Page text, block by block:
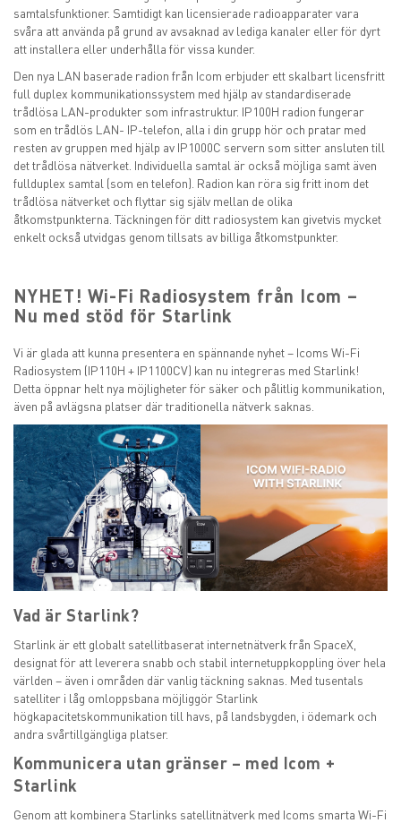
samtalsfunktioner. Samtidigt kan licensierade radioapparater vara
svåra att använda på grund av avsaknad av lediga kanaler eller för dyrt
att installera eller underhålla för vissa kunder.
Den nya LAN baserade radion från Icom erbjuder ett skalbart licensfritt
full duplex kommunikationssystem med hjälp av standardiserade
trådlösa LAN-produkter som infrastruktur. IP100H radion fungerar
som en trådlös LAN- IP-telefon, alla i din grupp hör och pratar med
resten av gruppen med hjälp av IP1000C servern som sitter ansluten till
det trådlösa nätverket. Individuella samtal är också möjliga samt även
fullduplex samtal (som en telefon). Radion kan röra sig fritt inom det
trådlösa nätverket och flyttar sig själv mellan de olika
åtkomstpunkterna. Täckningen för ditt radiosystem kan givetvis mycket
enkelt också utvidgas genom tillsats av billiga åtkomstpunkter.
NYHET! Wi-Fi Radiosystem från Icom –
Nu med stöd för Starlink
Vi är glada att kunna presentera en spännande nyhet – Icoms Wi-Fi
Radiosystem (IP110H + IP1100CV) kan nu integreras med Starlink!
Detta öppnar helt nya möjligheter för säker och pålitlig kommunikation,
även på avlägsna platser där traditionella nätverk saknas.
Vad är Starlink?
Starlink är ett globalt satellitbaserat internetnätverk från SpaceX,
designat för att leverera snabb och stabil internetuppkoppling över hela
världen – även i områden där vanlig täckning saknas. Med tusentals
satelliter i låg omloppsbana möjliggör Starlink
högkapacitetskommunikation till havs, på landsbygden, i ödemark och
andra svårtillgängliga platser.
Kommunicera utan gränser – med Icom +
Starlink
Genom att kombinera Starlinks satellitnätverk med Icoms smarta Wi-Fi